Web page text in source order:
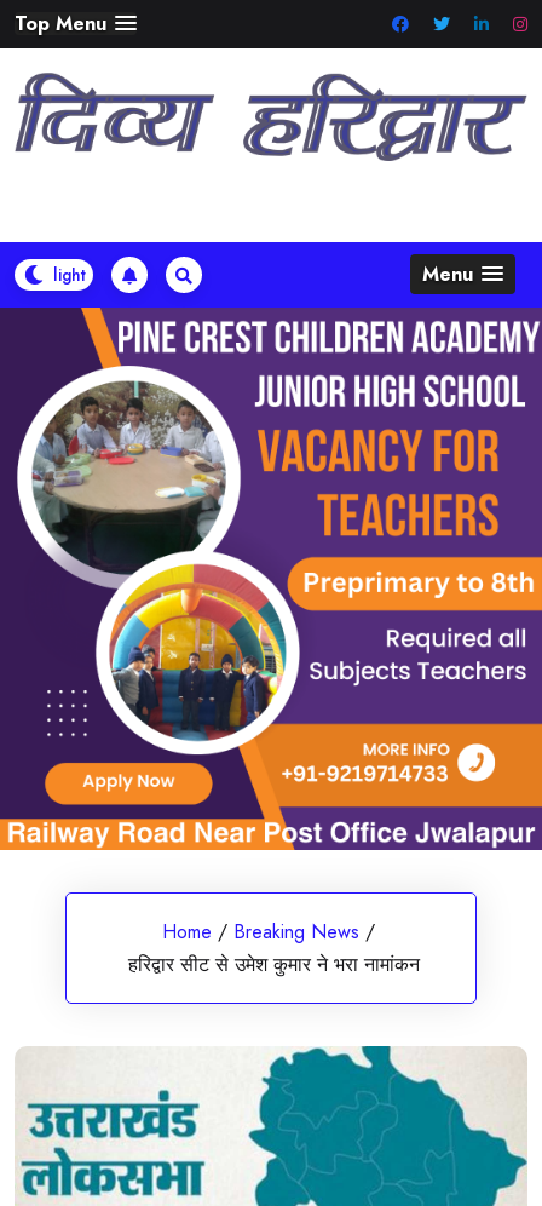
Skip
to
content
Top Menu
Menu
Home / Breaking News /
हरिद्वार सीट से उमेश कुमार ने भरा नामांकन